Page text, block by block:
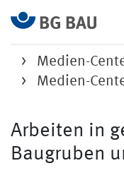
Medien-
Medien-
Arbeiten in
Baugruben